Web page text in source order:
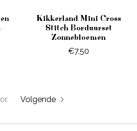
Kikkerland Mini Cross
Stitch Borduurset
Zonnebloemen
€7,50
Volgende